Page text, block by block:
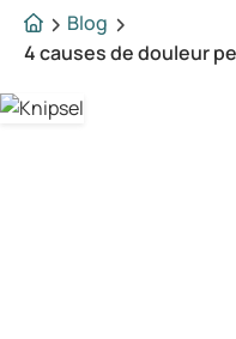
Blog
4 causes de douleur